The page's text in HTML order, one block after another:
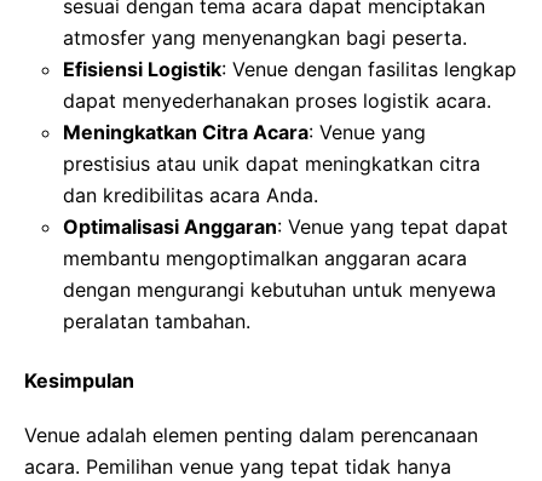
sesuai dengan tema acara dapat menciptakan
atmosfer yang menyenangkan bagi peserta.
Efisiensi Logistik: Venue dengan fasilitas lengkap
dapat menyederhanakan proses logistik acara.
Meningkatkan Citra Acara: Venue yang
prestisius atau unik dapat meningkatkan citra
dan kredibilitas acara Anda.
Optimalisasi Anggaran: Venue yang tepat dapat
membantu mengoptimalkan anggaran acara
dengan mengurangi kebutuhan untuk menyewa
peralatan tambahan.
Kesimpulan
Venue adalah elemen penting dalam perencanaan
acara. Pemilihan venue yang tepat tidak hanya